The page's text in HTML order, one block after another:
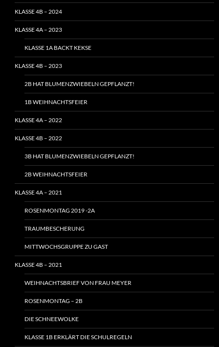
KLASSE 4B – 2024
KLASSE 4A – 2023
KLASSE 1A BACKT KEKSE
KLASSE 4B – 2023
2B HAT BLUMENZWIEBELN GEPFLANZT!
1B WEIHNACHTSFEIER
KLASSE 4A – 2022
KLASSE 4B – 2022
3B HAT BLUMENZWIEBELN GEPFLANZT!
2B WEIHNACHTSFEIER
KLASSE 4A – 2021
ROSENMONTAG 2019 -2A
TRAUMBESCHERUNG
MITTWOCHSGRUPPE ZU GAST
KLASSE 4B – 2021
WEIHNACHTSBRIEF VON FRAU MEYER
ROSENMONTAG – 2B
DIE SCHNEEWOLKE
KLASSE 1B ERKLÄRT DIE SCHULREGELN